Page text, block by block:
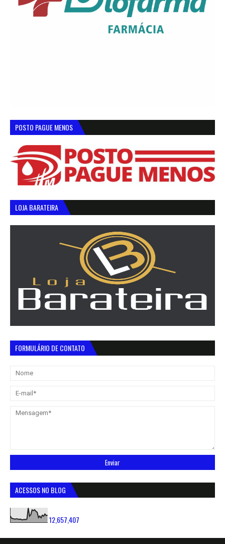
POSTO PAGUE MENOS
LOJA BARATEIRA
FORMULÁRIO DE CONTATO
ACESSOS NO BLOG
12,657,407